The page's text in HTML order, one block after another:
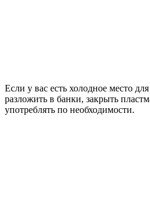
Если у вас есть холодное место
разложить в банки, закрыть
употреблять по необходимости.